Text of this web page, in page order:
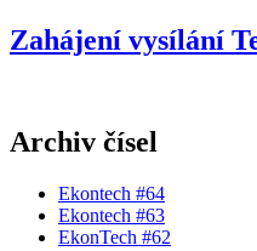
Zahájení vysílání
Archiv čísel
Ekontech #64
Ekontech #63
EkonTech #62